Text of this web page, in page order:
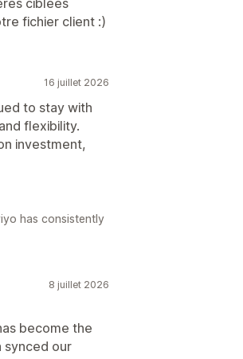
fichier client :)
16 juillet 2026
to stay with
flexibility.
investment,
has consistently
8 juillet 2026
become the
synced our